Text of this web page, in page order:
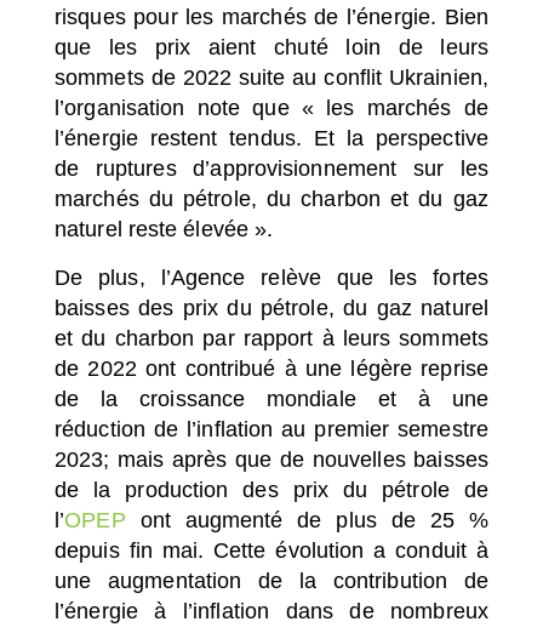
risques pour les marchés de l’énergie. Bien
que les prix aient chuté loin de leurs
sommets de 2022 suite au conflit Ukrainien,
l’organisation note que « les marchés de
l’énergie restent tendus. Et la perspective
de ruptures d’approvisionnement sur les
marchés du pétrole, du charbon et du gaz
naturel reste élevée ».
De plus, l’Agence relève que les fortes
baisses des prix du pétrole, du gaz naturel
et du charbon par rapport à leurs sommets
de 2022 ont contribué à une légère reprise
de la croissance mondiale et à une
réduction de l’inflation au premier semestre
2023; mais après que de nouvelles baisses
de la production des prix du pétrole de
l’OPEP
ont augmenté de plus de 25 %
depuis fin mai. Cette évolution a conduit à
une augmentation de la contribution de
l’énergie à l’inflation dans de nombreux